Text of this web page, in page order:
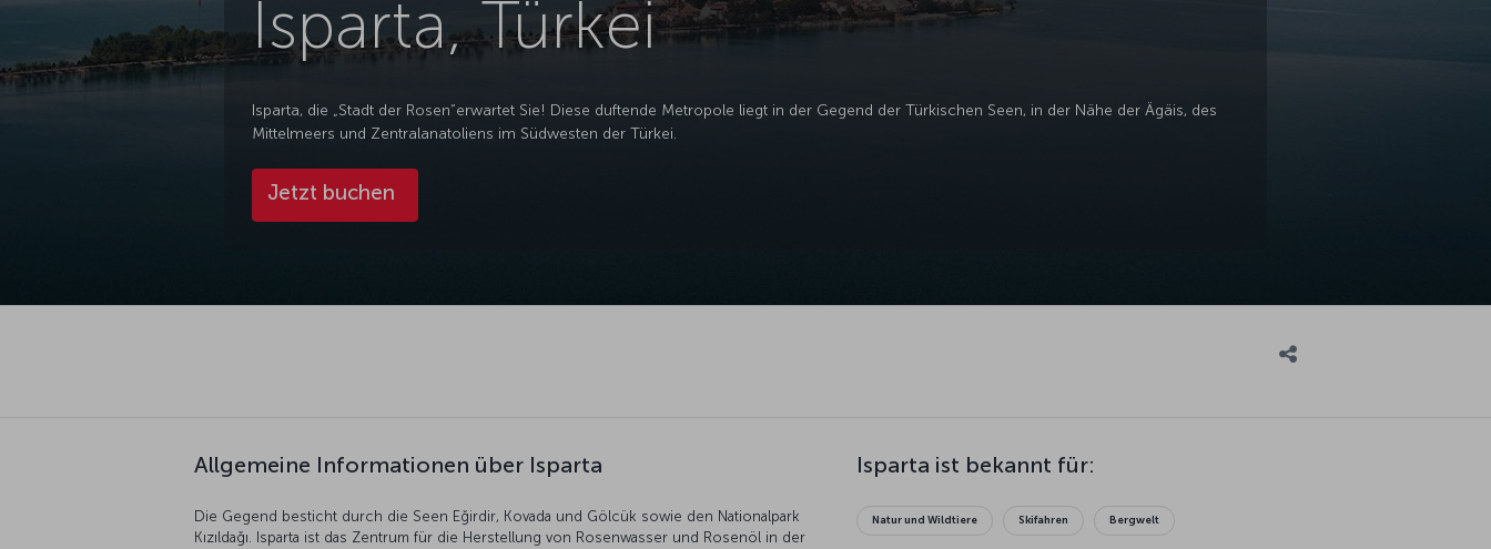
Isparta, Türkei
Isparta, die „Stadt der Rosen“erwartet Sie! Diese duftende Metropole liegt in der Gegend der Türkischen Seen, in der Nähe der Ägäis, des
Mittelmeers und Zentralanatoliens im Südwesten der Türkei.
Jetzt buchen
Allgemeine Informationen über Isparta
Die Gegend besticht durch die Seen Eğirdir, Kovada und Gölcük sowie den Nationalpark
Kızıldağı. Isparta ist das Zentrum für die Herstellung von Rosenwasser und Rosenöl in der
Isparta ist bekannt für:
Natur und Wildtiere Skifahren Bergwelt